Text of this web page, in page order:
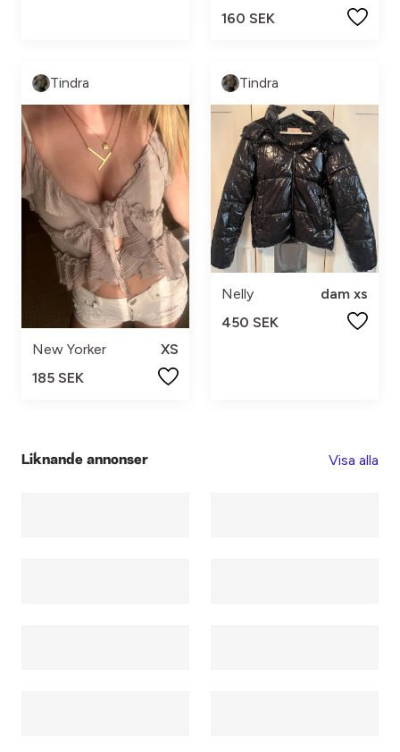
160 SEK
Tindra
New Yorker
XS
185 SEK
Tindra
Nelly
dam xs
450 SEK
Liknande annonser Visa alla